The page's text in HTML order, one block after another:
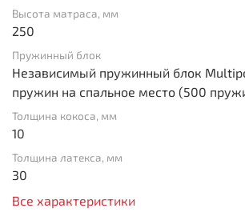
Высота матраса, мм
250
Пружинный блок
Независимый пружинный блок
пружин на спальное место (500
Толщина кокоса, мм
10
Толщина латекса, мм
30
Все характеристики